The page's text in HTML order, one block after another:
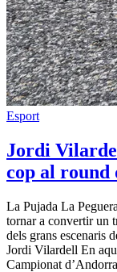
Esport
Jordi
cop al round
La Pujada La
tornar a convertir un
dels grans escenaris
Jordi Vilardell En
Campionat